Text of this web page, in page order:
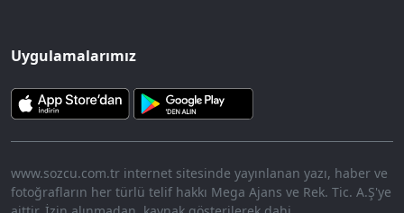
Uygulamalarımız
www.sozcu.com.tr internet sitesinde yayınlanan yazı, haber ve
fotoğrafların her türlü telif hakkı Mega Ajans ve Rek. Tic. A.Ş'ye